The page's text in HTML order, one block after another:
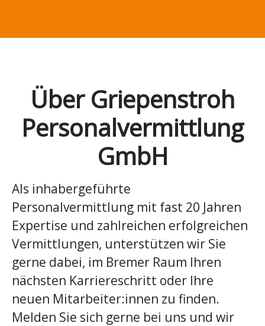
Über Griepenstroh
Personalvermittlung
GmbH
Als inhabergeführte
Personalvermittlung mit fast 20 Jahren
Expertise und zahlreichen erfolgreichen
Vermittlungen, unterstützen wir Sie
gerne dabei, im Bremer Raum Ihren
nächsten Karriereschritt oder Ihre
neuen Mitarbeiter:innen zu finden.
Melden Sie sich gerne bei uns und wir